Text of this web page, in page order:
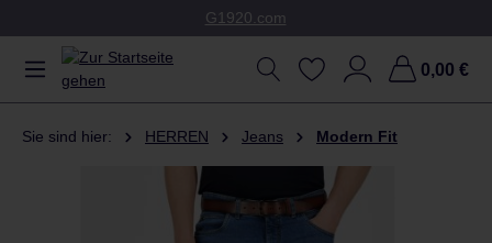
G1920.com
0,00 €
Sie sind hier: HERREN Jeans Modern Fit